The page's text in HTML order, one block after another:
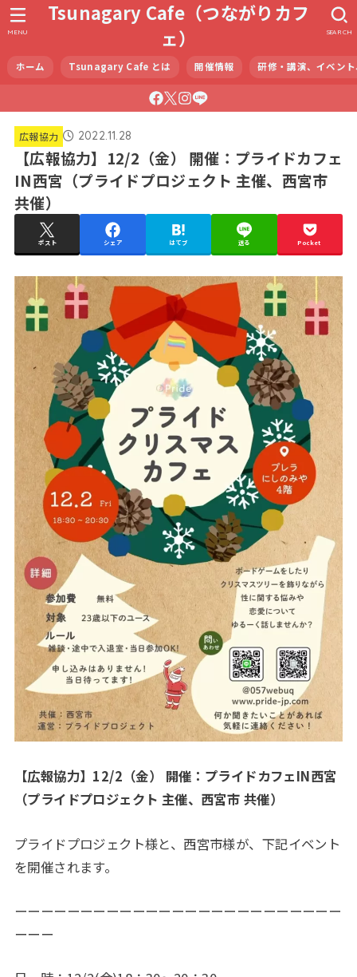
Tsunagary Cafe（つながりカフ
ェ）
ホーム Tsunagary Cafe とは 開催情報 研修・講演、イベン
SEARCH
MENU
広報協力 2022.11.28
【広報協力】12/2（金） 開催：プライドカフェ
IN西宮（プライドプロジェクト 主催、西宮市
共催）
ポスト シェア はてブ 送る Pocket
【広報協力】12/2（金） 開催：プライドカフェIN西宮
（プライドプロジェクト 主催、西宮市 共催）
プライドプロジェクト様と、西宮市様が、下記イベント
を開催されます。
ーーーーーーーーーーーーーーーーーーーーーーーーー
ーーー